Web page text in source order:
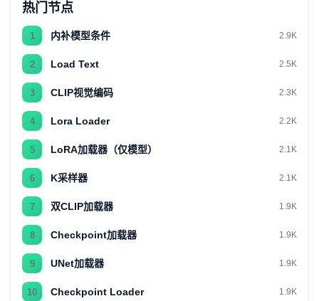
热门节点
1 内补模型条件 2.9K
2 Load Text 2.5K
3 CLIP视觉编码 2.3K
4 Lora Loader 2.2K
5 LoRA加载器（仅模型） 2.1K
6 K采样器 2.1K
7 双CLIP加载器 1.9K
8 Checkpoint加载器 1.9K
9 UNet加载器 1.9K
10 Checkpoint Loader 1.9K